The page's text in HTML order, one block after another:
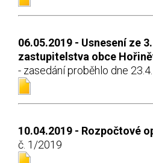
06.05.2019 - Usnesení ze
zastupitelstva obce
- zasedání proběhlo dne
10.04.2019 - Rozpočtové
č. 1/2019